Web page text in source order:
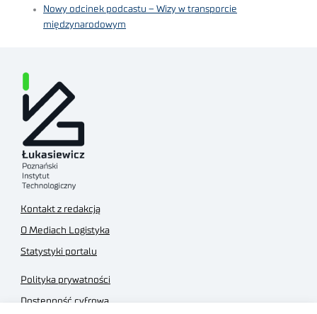
Nowy odcinek podcastu – Wizy w transporcie
międzynarodowym
Kontakt z redakcją
O Mediach Logistyka
Statystyki portalu
Polityka prywatności
Dostępność cyfrowa